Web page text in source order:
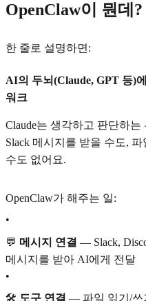
OpenClaw이 뭔데?
한 줄로 설명하면:
AI의 두뇌(Claude, GPT 등)
워크
Claude는 생각하고 판단하
Slack 메시지를 받을 수도,
수도 없어요.
OpenClaw가 해주는 일:
•
💬 메시지 연결 — Slack,
메시지를 받아 AI에게 전달
•
🛠️ 도구 연결 — 파일 읽기/쓰